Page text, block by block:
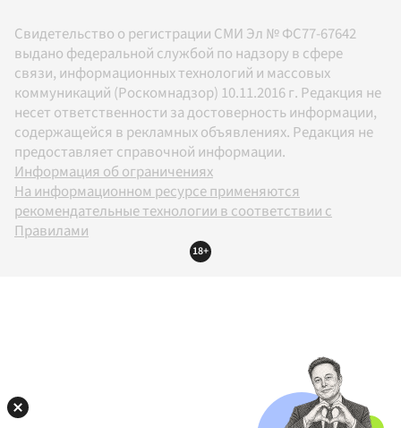
Свидетельство о регистрации СМИ Эл № ФС77-67642
выдано федеральной службой по надзору в сфере
связи, информационных технологий и массовых
коммуникаций (Роскомнадзор) 10.11.2016 г. Редакция не
несет ответственности за достоверность информации,
содержащейся в рекламных объявлениях. Редакция не
предоставляет справочной информации.
Информация об ограничениях
На информационном ресурсе применяются
рекомендательные технологии в соответствии с
Правилами
18+